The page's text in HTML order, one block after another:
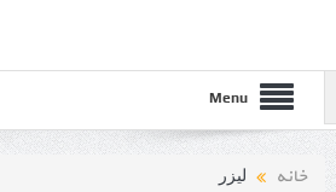
Menu
خانه لیزر